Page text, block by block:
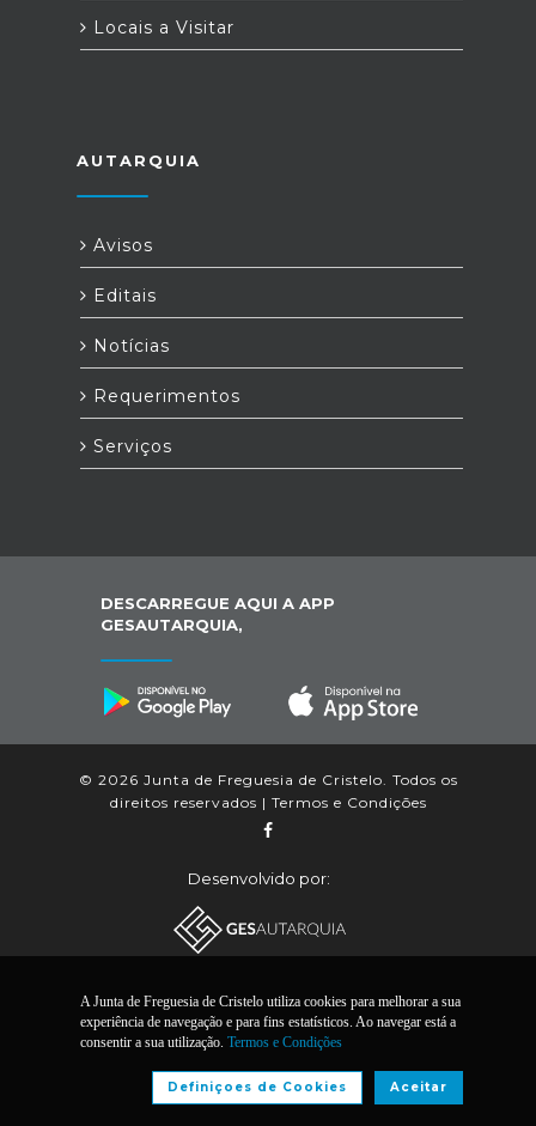
Locais a Visitar
AUTARQUIA
Avisos
Editais
Notícias
Requerimentos
Serviços
DESCARREGUE AQUI A APP
GESAUTARQUIA,
© 2026 Junta de Freguesia de Cristelo. Todos os
direitos reservados | Termos e Condições
Desenvolvido por:
A Junta de Freguesia de Cristelo utiliza cookies para melhorar a sua
experiência de navegação e para fins estatísticos. Ao navegar está a
consentir a sua utilização. Termos e Condições
Aceitar
Definiçoes de Cookies